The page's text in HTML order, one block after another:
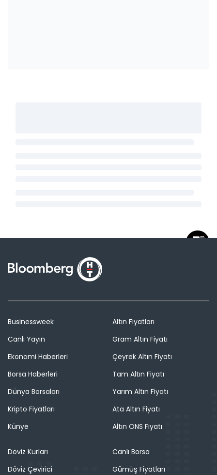
Businessweek
Canlı Yayın
Ekonomi Haberleri
Borsa Haberleri
Dünya Borsaları
Kripto Fiyatları
Künye
Altın Fiyatları
Gram Altın Fiyatı
Çeyrek Altın Fiyatı
Tam Altın Fiyatı
Yarım Altın Fiyatı
Ata Altın Fiyatı
Altın ONS Fiyatı
Döviz Kurları
Döviz Çevirici
Canlı Borsa
Gümüş Fiyatları